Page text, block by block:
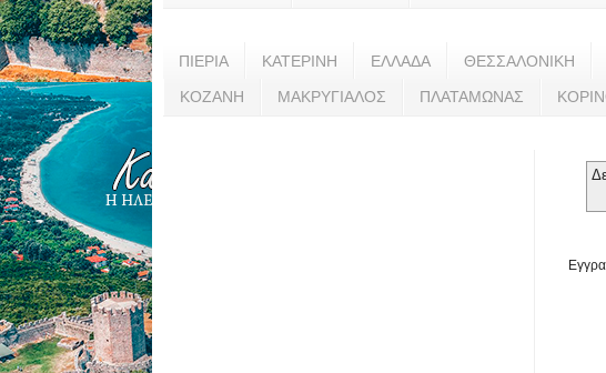
ΠΙΕΡΙΑ ΚΑΤΕΡΙΝΗ ΕΛΛΑΔΑ ΘΕΣΣΑΛΟΝΙΚΗ
ΚΟΖΑΝΗ ΜΑΚΡΥΓΙΑΛΟΣ ΠΛΑΤΑΜΩΝΑΣ